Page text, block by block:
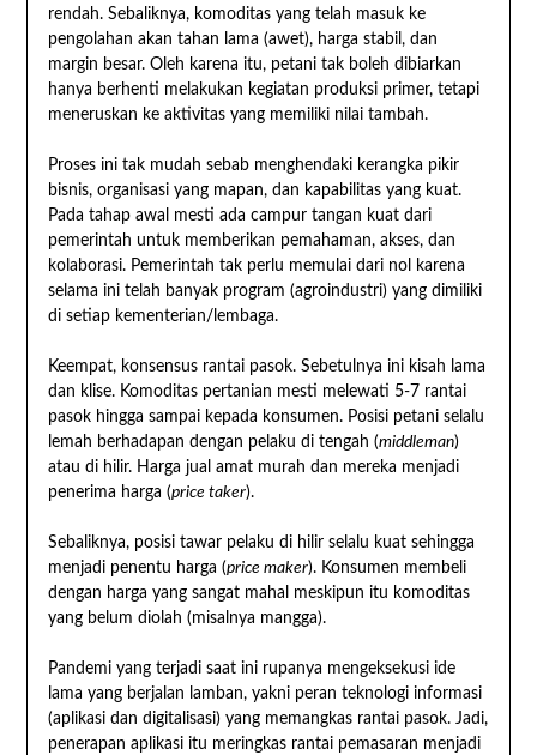
rendah. Sebaliknya, komoditas yang telah masuk ke
pengolahan akan tahan lama (awet), harga stabil, dan
margin besar. Oleh karena itu, petani tak boleh dibiarkan
hanya berhenti melakukan kegiatan produksi primer, tetapi
meneruskan ke aktivitas yang memiliki nilai tambah.
Proses ini tak mudah sebab menghendaki kerangka pikir
bisnis, organisasi yang mapan, dan kapabilitas yang kuat.
Pada tahap awal mesti ada campur tangan kuat dari
pemerintah untuk memberikan pemahaman, akses, dan
kolaborasi. Pemerintah tak perlu memulai dari nol karena
selama ini telah banyak program (agroindustri) yang dimiliki
di setiap kementerian/lembaga.
Keempat, konsensus rantai pasok. Sebetulnya ini kisah lama
dan klise. Komoditas pertanian mesti melewati 5-7 rantai
pasok hingga sampai kepada konsumen. Posisi petani selalu
lemah berhadapan dengan pelaku di tengah (middleman)
atau di hilir. Harga jual amat murah dan mereka menjadi
penerima harga (price taker).
Sebaliknya, posisi tawar pelaku di hilir selalu kuat sehingga
menjadi penentu harga (price maker). Konsumen membeli
dengan harga yang sangat mahal meskipun itu komoditas
yang belum diolah (misalnya mangga).
Pandemi yang terjadi saat ini rupanya mengeksekusi ide
lama yang berjalan lamban, yakni peran teknologi informasi
(aplikasi dan digitalisasi) yang memangkas rantai pasok. Jadi,
penerapan aplikasi itu meringkas rantai pemasaran menjadi